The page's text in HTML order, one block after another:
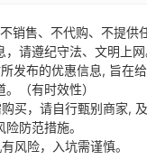
销售、不代购、不提供
，请遵纪守法、文明上网
发布的优惠信息, 旨在
。（有时效性）
买，请自行甄别商家,
险防范措施。
风险，入坑需谨慎。